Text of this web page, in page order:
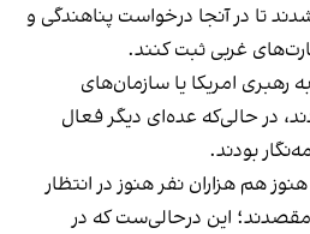
تا در آنجا درخواست پناهندگی و
غربی ثبت کنند.
رهبری امریکا یا سازمان‌های
در حالی‌که عده‌ای دیگر فعال
بودند.
هم هزاران نفر هنوز در انتظار
این درحالی‌ست که در